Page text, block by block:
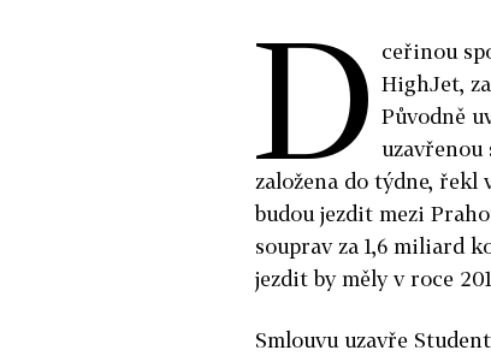
D ceřinou
HighJet,
Původně
uzavřenou
založena do týdne, řekl
budou jezdit mezi
souprav za 1,6 miliard
jezdit by měly v roce
Smlouvu uzavře